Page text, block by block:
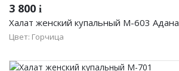
3 800 i
Халат женский купальный М-603 Адана
Цвет: Горчица